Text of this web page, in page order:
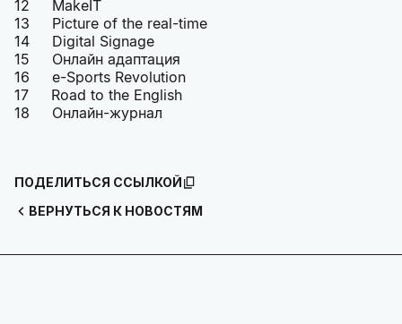
12 MakeIT
13 Picture of the real-time
14 Digital Signage
15 Онлайн адаптация
16 e-Sports Revolution
17 Road to the English
18 Онлайн-журнал
ВЕРНУТЬСЯ К НОВОСТЯМ
ПОДЕЛИТЬСЯ ССЫЛКОЙ